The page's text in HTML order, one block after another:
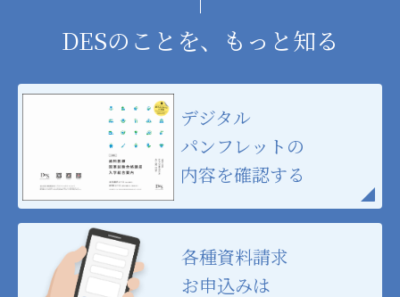
DESのことを、もっと知る
デジタル
パンフレットの
内容を確認する
各種資料請求
お申込みは